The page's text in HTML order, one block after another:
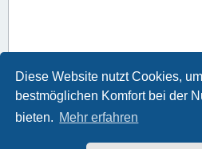
Diese Website nutzt Cookies,
bestmöglichen Komfort bei der
bieten. Mehr erfahren